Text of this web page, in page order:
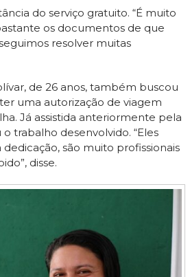
do serviço gratuito. “É muito
os documentos de que
resolver muitas
de 26 anos, também buscou
uma autorização de viagem
Já assistida anteriormente pela
trabalho desenvolvido. “Eles
são muito profissionais
disse.